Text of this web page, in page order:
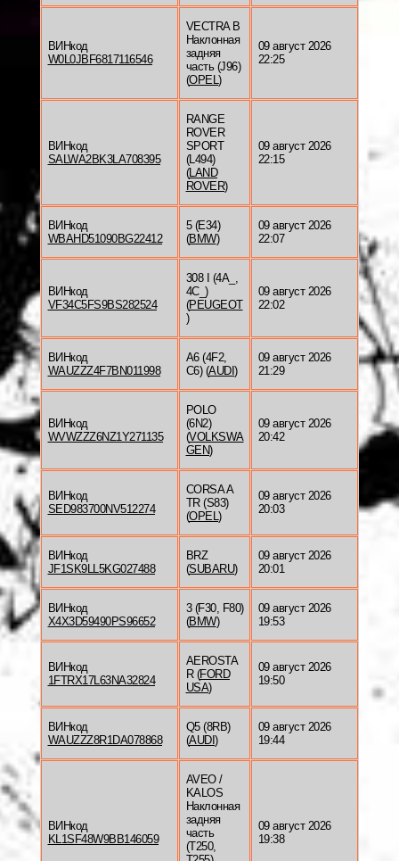
ВИНкод
W0L0JBF6817116546
VECTRA B
Наклонная
задняя
часть (J96)
(OPEL)
09 август 2026
22:25
ВИНкод
SALWA2BK3LA708395
RANGE
ROVER
SPORT
(L494)
(LAND
ROVER)
09 август 2026
22:15
ВИНкод
WBAHD51090BG22412
5 (E34)
(BMW)
09 август 2026
22:07
ВИНкод
VF34C5FS9BS282524
308 I (4A_,
4C_)
(PEUGEOT
)
09 август 2026
22:02
ВИНкод
WAUZZZ4F7BN011998
A6 (4F2,
C6) (AUDI )
09 август 2026
21:29
ВИНкод
WVWZZZ6NZ1Y271135
POLO
(6N2)
(VOLKSWA
GEN)
09 август 2026
20:42
ВИНкод
SED983700NV512274
CORSA A
TR (S83)
(OPEL)
09 август 2026
20:03
ВИНкод
JF1SK9LL5KG027488
BRZ
(SUBARU)
09 август 2026
20:01
ВИНкод
X4X3D59490PS96652
3 (F30, F80)
(BMW)
09 август 2026
19:53
ВИНкод
1FTRX17L63NA32824
AEROSTA
R (FORD
USA)
09 август 2026
19:50
ВИНкод
WAUZZZ8R1DA078868
Q5 (8RB)
(AUDI )
09 август 2026
19:44
ВИНкод
KL1SF48W9BB146059
AVEO /
KALOS
Наклонная
задняя
часть
(T250,
09 август 2026
19:38